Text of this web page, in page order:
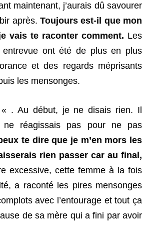
maintenant, j’aurais dû savourer
après.Toujours est-il que mon
vais te raconter comment. Les
ont été de plus en plus
et des regards méprisants
les mensonges.
. Au début, je ne disais rien. Il
ne réagissais pas pour ne pas
te dire que je m’en mors les
rien passer car au final,
excessive, cette femme à la fois
a raconté les pires mensonges
avec l’entourage et tout ça
de sa mère qui a fini par avoir